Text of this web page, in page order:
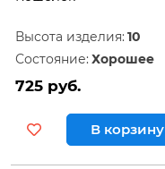
Высота изделия: 10
Состояние: Хорошее
725 руб.
В корзину